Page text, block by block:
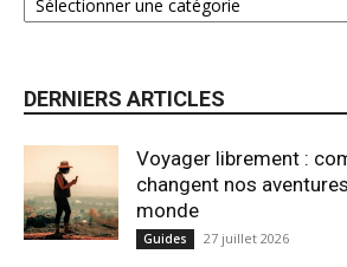
DERNIERS ARTICLES
Voyager librement :
changent nos
monde
Guides 27 juillet 2026